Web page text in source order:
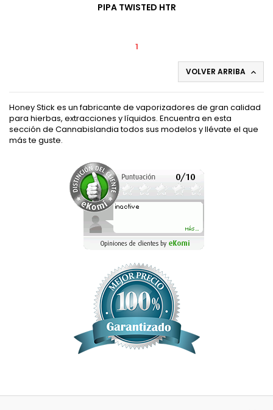
PIPA TWISTED HTR
1
VOLVER ARRIBA 
Honey Stick es un fabricante de vaporizadores de gran calidad
para hierbas, extracciones y líquidos. Encuentra en esta
sección de Cannabislandia todos sus modelos y llévate el que
más te guste.